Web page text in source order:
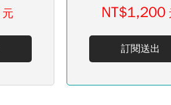
元
NT$1,200
訂閱送出